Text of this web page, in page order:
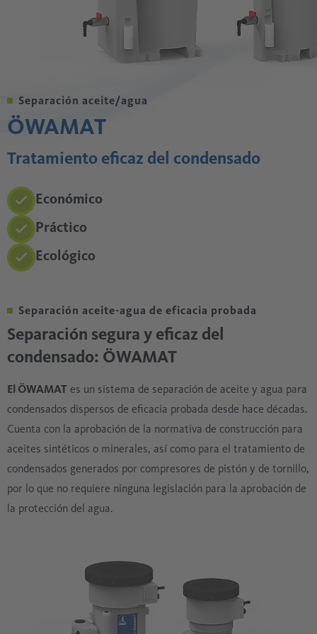
Separación aceite/agua
ÖWAMAT
Tratamiento eficaz del condensado
Económico
Práctico
Ecológico
Separación aceite-agua de eficacia probada
Separación segura y eficaz del
condensado: ÖWAMAT
El ÖWAMAT es un sistema de separación de aceite y agua para
condensados dispersos de eficacia probada desde hace décadas.
Cuenta con la aprobación de la normativa de construcción para
aceites sintéticos o minerales, así como para el tratamiento de
condensados generados por compresores de pistón y de tornillo,
por lo que no requiere ninguna legislación para la aprobación de
la protección del agua.